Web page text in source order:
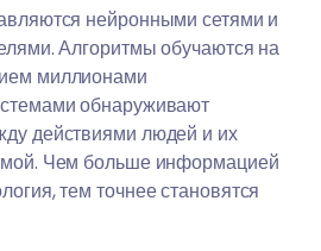
нейронными сетями и
Алгоритмы обучаются на
миллионами
обнаруживают
действиями людей и их
Чем больше информацией
тем точнее становятся